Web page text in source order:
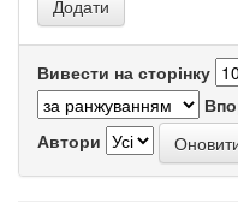
Вивести на сторінку
Автори